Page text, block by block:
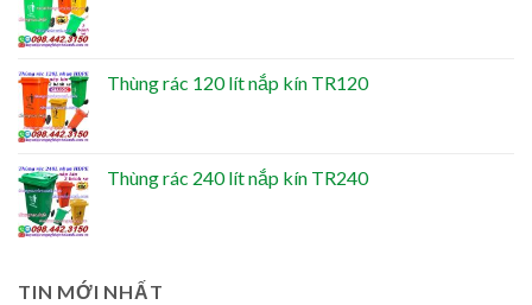
Thùng rác 120 lít nắp kín TR120
Thùng rác 240 lít nắp kín TR240
TIN MỚI NHẤT